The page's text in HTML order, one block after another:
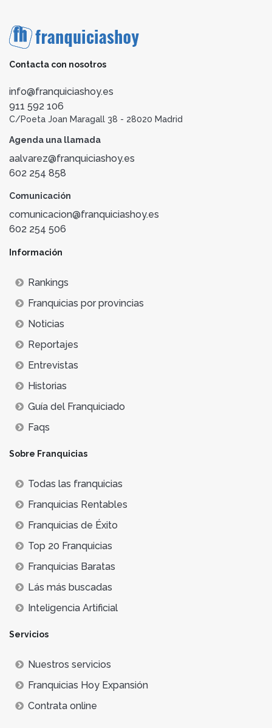
Contacta con nosotros
info@franquiciashoy.es
911 592 106
C/Poeta Joan Maragall 38 - 28020 Madrid
Agenda una llamada
aalvarez@franquiciashoy.es
602 254 858
Comunicación
comunicacion@franquiciashoy.es
602 254 506
Información
Rankings
Franquicias por provincias
Noticias
Reportajes
Entrevistas
Historias
Guía del Franquiciado
Faqs
Sobre Franquicias
Todas las franquicias
Franquicias Rentables
Franquicias de Éxito
Top 20 Franquicias
Franquicias Baratas
Lás más buscadas
Inteligencia Artificial
Servicios
Nuestros servicios
Franquicias Hoy Expansión
Contrata online